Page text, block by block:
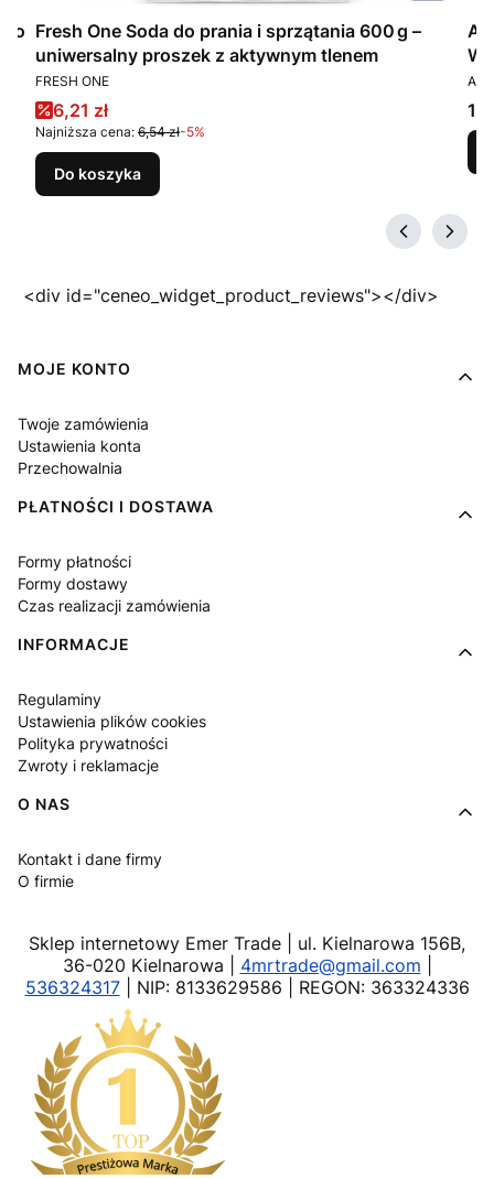
Fresh One Soda do prania i sprzątania 600 g –
uniwersalny proszek z aktywnym tlenem
PRODUCENT
FRESH ONE
Cena promocyjna
6,21 zł
Najniższa cena: 6,54 zł-5%
Do koszyka
<div id="ceneo_widget_product_reviews"></div>
Linki w stopce
MOJE KONTO
Twoje zamówienia
Ustawienia konta
Przechowalnia
PŁATNOŚCI I DOSTAWA
Formy płatności
Formy dostawy
Czas realizacji zamówienia
INFORMACJE
Regulaminy
Ustawienia plików cookies
Polityka prywatności
Zwroty i reklamacje
O NAS
Kontakt i dane firmy
O firmie
Sklep internetowy Emer Trade | ul. Kielnarowa 156B,
36-020 Kielnarowa | 4mrtrade@gmail.com
536324317| NIP: 8133629586 | REGON: 363324336